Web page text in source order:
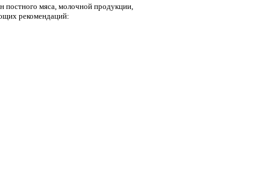
постного мяса, молочной продукции,
рекомендаций: